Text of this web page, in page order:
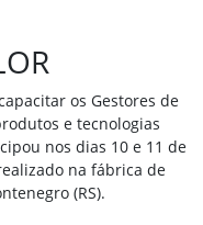
os Gestores de
e tecnologias
nos dias 10 e 11 de
na fábrica de
(RS).